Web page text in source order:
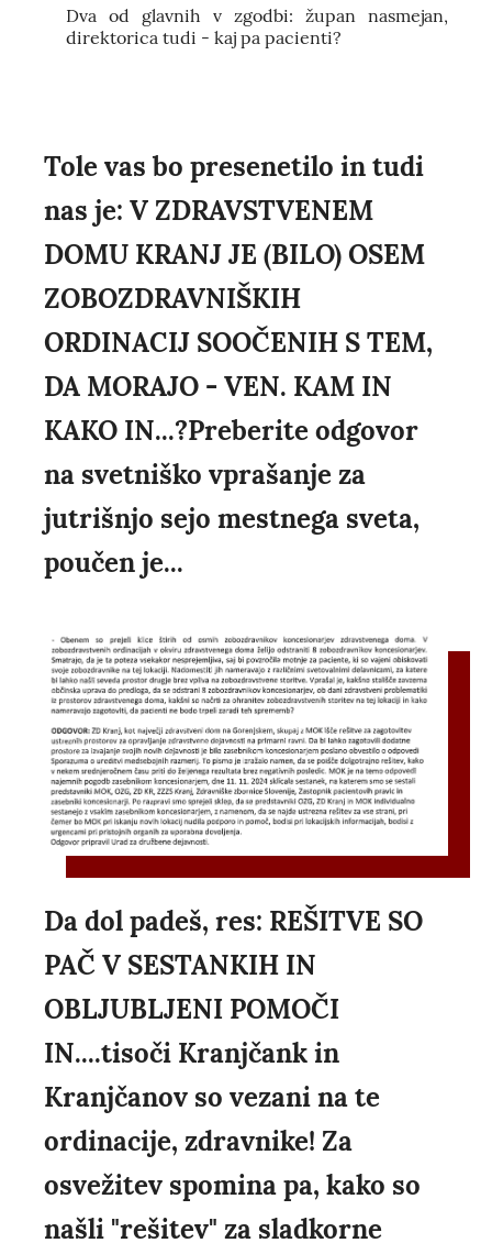
Dva od glavnih v zgodbi: župan nasmejan,
direktorica tudi - kaj pa pacienti?
Tole vas bo presenetilo in tudi
nas je: V ZDRAVSTVENEM
DOMU KRANJ JE (BILO) OSEM
ZOBOZDRAVNIŠKIH
ORDINACIJ SOOČENIH S TEM,
DA MORAJO - VEN. KAM IN
KAKO IN...?Preberite odgovor
na svetniško vprašanje za
jutrišnjo sejo mestnega sveta,
poučen je...
Da dol padeš, res: REŠITVE SO
PAČ V SESTANKIH IN
OBLJUBLJENI POMOČI
IN....tisoči Kranjčank in
Kranjčanov so vezani na te
ordinacije, zdravnike! Za
osvežitev spomina pa, kako so
našli "rešitev" za sladkorne